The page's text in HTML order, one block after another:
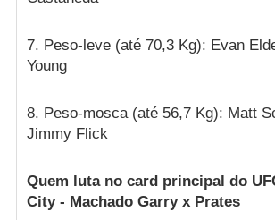
7. Peso-leve (até 70,3 Kg): Evan
Young
8. Peso-mosca (até 56,7 Kg): Matt
Jimmy Flick
Quem luta no card principal do
City - Machado Garry x Prates